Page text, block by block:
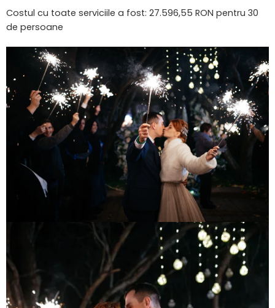
Costul cu toate serviciile a fost: 27.596,55 RON pentru 30
de persoane